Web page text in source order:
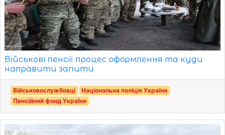
Військові пенсії: процес оформлення та куди
направити запити
Військовослужбовці
Національна поліція України
Пенсійний фонд України